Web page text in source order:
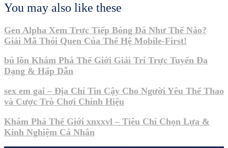
You may also like these
Gen Alpha Xem Trực Tiếp Bóng Đá Như Thế Nào?
Giải Mã Thói Quen Của Thế Hệ Mobile-First!
bú lồn Khám Phá Thế Giới Giải Trí Trực Tuyến Đa
Dạng & Hấp Dẫn
sex em gai – Địa Chỉ Tin Cậy Cho Người Yêu Thể Thao
và Cược Trò Chơi Chính Hiệu
Khám Phá Thế Giới xnxxvl – Tiêu Chí Chọn Lựa &
Kinh Nghiệm Cá Nhân